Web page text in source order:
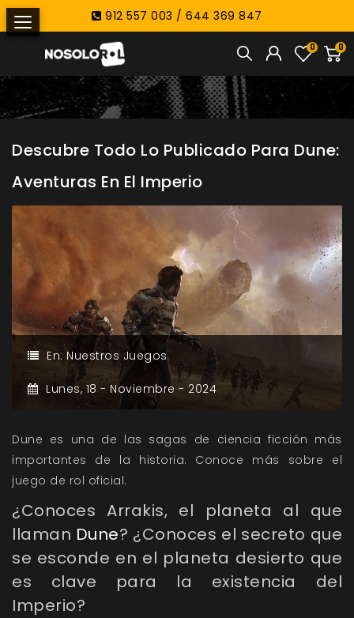
912 557 003 / 644 369 847
0
0
Descubre Todo Lo Publicado Para Dune:
Aventuras En El Imperio
En: Nuestros Juegos
Lunes, 18 - Noviembre - 2024
Dune es una de las sagas de ciencia ficción más
importantes de la historia. Conoce más sobre el
juego de rol oficial.
¿Conoces Arrakis, el planeta al que
llaman Dune? ¿Conoces el secreto que
se esconde en el planeta desierto que
es clave para la existencia del
Imperio?